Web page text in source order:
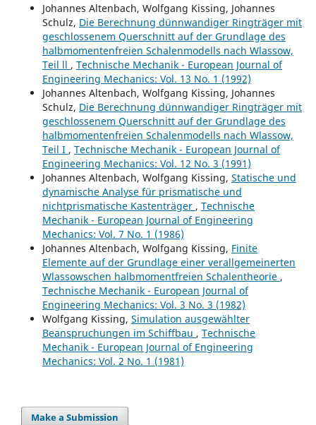
Johannes Altenbach, Wolfgang Kissing, Johannes
Schulz, Die Berechnung dünnwandiger Ringträger mit
geschlossenem Querschnitt auf der Grundlage des
halbmomentenfreien Schalenmodells nach Wlassow,
Teil ll , Technische Mechanik - European Journal of
Engineering Mechanics: Vol. 13 No. 1 (1992)
Johannes Altenbach, Wolfgang Kissing, Johannes
Schulz, Die Berechnung dünnwandiger Ringträger mit
geschlossenem Querschnitt auf der Grundlage des
halbmomentenfreien Schalenmodells nach Wlassow,
Teil I , Technische Mechanik - European Journal of
Engineering Mechanics: Vol. 12 No. 3 (1991)
Johannes Altenbach, Wolfgang Kissing, Statische und
dynamische Analyse für prismatische und
nichtprismatische Kastenträger , Technische
Mechanik - European Journal of Engineering
Mechanics: Vol. 7 No. 1 (1986)
Johannes Altenbach, Wolfgang Kissing, Finite
Elemente auf der Grundlage einer verallgemeinerten
Wlassowschen halbmomentfreien Schalentheorie ,
Technische Mechanik - European Journal of
Engineering Mechanics: Vol. 3 No. 3 (1982)
Wolfgang Kissing, Simulation ausgewählter
Beanspruchungen im Schiffbau , Technische
Mechanik - European Journal of Engineering
Mechanics: Vol. 2 No. 1 (1981)
Make a Submission